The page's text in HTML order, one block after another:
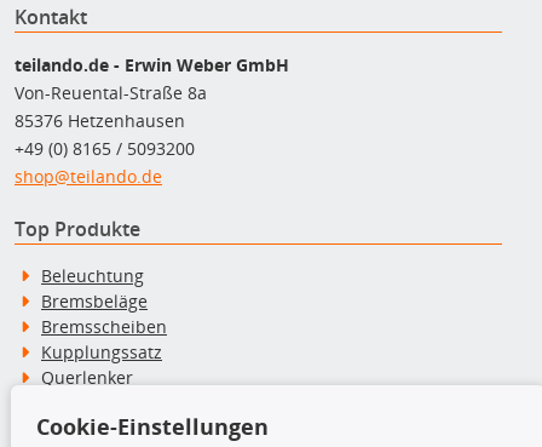
Kontakt
teilando.de - Erwin Weber GmbH
Von-Reuental-Straße 8a
85376 Hetzenhausen
+49 (0) 8165 / 5093200
shop@teilando.de
Top Produkte
Beleuchtung
Bremsbeläge
Bremsscheiben
Kupplungssatz
Querlenker
Stoßdämpfer
Cookie-Einstellungen